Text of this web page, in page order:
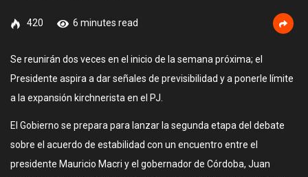
420 6 minutes read
Se reunirán dos veces en el inicio de la semana próxima; el
Presidente aspira a dar señales de previsibilidad y a ponerle límite
a la expansión kirchnerista en el PJ.
El Gobierno se prepara para lanzar la segunda etapa del debate
sobre el acuerdo de estabilidad con un encuentro entre el
presidente Mauricio Macri y el gobernador de Córdoba, Juan